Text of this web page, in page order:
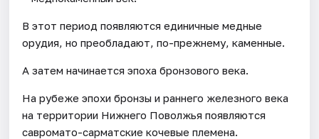
В этот период появляются единичные медные
орудия, но преобладают, по-прежнему, каменные.
А затем начинается эпоха бронзового века.
На рубеже эпохи бронзы и раннего железного века
на территории Нижнего Поволжья появляются
савромато-сарматские кочевые племена.